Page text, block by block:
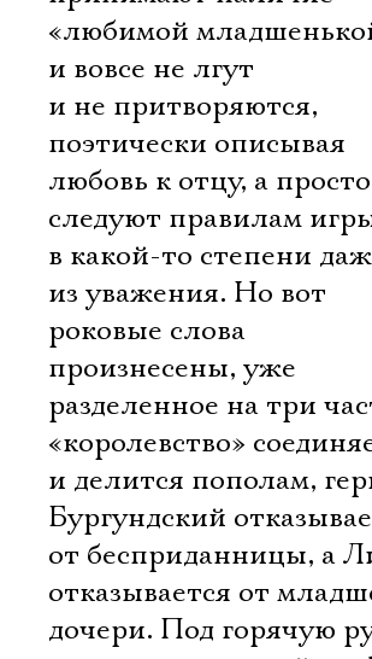
«любимой
и вовсе не лгут
и не притворяются,
поэтически описывая
любовь к отцу, а просто
следуют правилам
в какой-то степени
из уважения. Но вот
роковые слова
произнесены, уже
разделенное на три
«королевство»
и делится пополам,
Бургундский
от бесприданницы, а
отказывается от
дочери. Под горячую